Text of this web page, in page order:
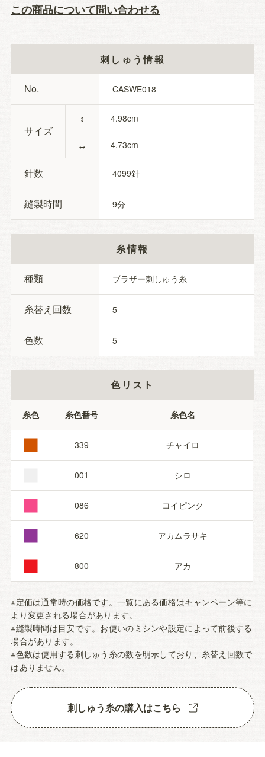
この商品について問い合わせる
刺しゅう情報
No. CASWE018
サイズ
↕
↔
4.98
4.73
針数 4099
縫製時間 9
糸情報
種類 ブラザー刺しゅう糸
糸替え回数 5
色数 5
色リスト
糸色 糸色番号 糸色名
■ 339 チャイロ
■ 001 シロ
■ 086 コイピンク
■ 620 アカムラサキ
■ 800 アカ
※定価は通常時の価格です。一覧にある価格はキャンペーン等に
より変更される場合があります。
※縫製時間は目安です。お使いのミシンや設定によって前後する
場合があります。
※色数は使用する刺しゅう糸の数を明示しており、糸替え回数で
はありません。
刺しゅう糸の購入はこちら